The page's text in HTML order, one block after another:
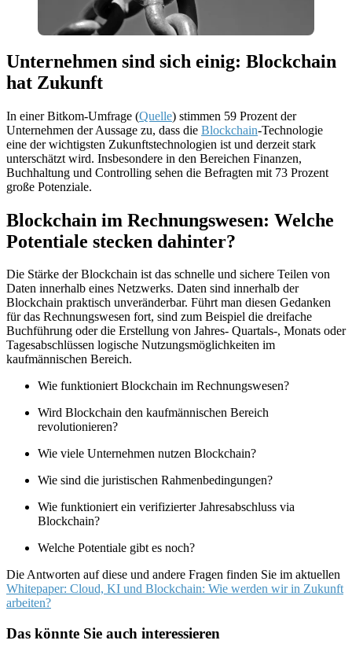
Unternehmen sind sich einig: Blockchain
hat Zukunft
In einer Bitkom-Umfrage (Quelle) stimmen 59 Prozent der
Unternehmen der Aussage zu, dass die Blockchain-Technologie
eine der wichtigsten Zukunftstechnologien ist und derzeit stark
unterschätzt wird. Insbesondere in den Bereichen Finanzen,
Buchhaltung und Controlling sehen die Befragten mit 73 Prozent
große Potenziale.
Blockchain im Rechnungswesen: Welche
Potentiale stecken dahinter?
Die Stärke der Blockchain ist das schnelle und sichere Teilen von
Daten innerhalb eines Netzwerks. Daten sind innerhalb der
Blockchain praktisch unveränderbar. Führt man diesen Gedanken
für das Rechnungswesen fort, sind zum Beispiel die dreifache
Buchführung oder die Erstellung von Jahres- Quartals-, Monats oder
Tagesabschlüssen logische Nutzungsmöglichkeiten im
kaufmännischen Bereich.
Wie funktioniert Blockchain im Rechnungswesen?
Wird Blockchain den kaufmännischen Bereich
revolutionieren?
Wie viele Unternehmen nutzen Blockchain?
Wie sind die juristischen Rahmenbedingungen?
Wie funktioniert ein verifizierter Jahresabschluss via
Blockchain?
Welche Potentiale gibt es noch?
Die Antworten auf diese und andere Fragen finden Sie im aktuellen
Whitepaper: Cloud, KI und Blockchain: Wie werden wir in Zukunft
arbeiten?
Das könnte Sie auch interessieren